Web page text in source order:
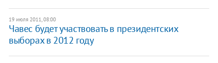
19 июля 2011, 08:00
Чавес будет участвовать в президентских
выборах в 2012 году